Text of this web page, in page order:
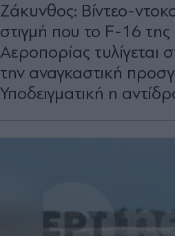
Ζάκυνθος: Βίντεο-
στιγμή που το F-16 της
Αεροπορίας τυλίγεται
την αναγκαστική
Υποδειγματική η